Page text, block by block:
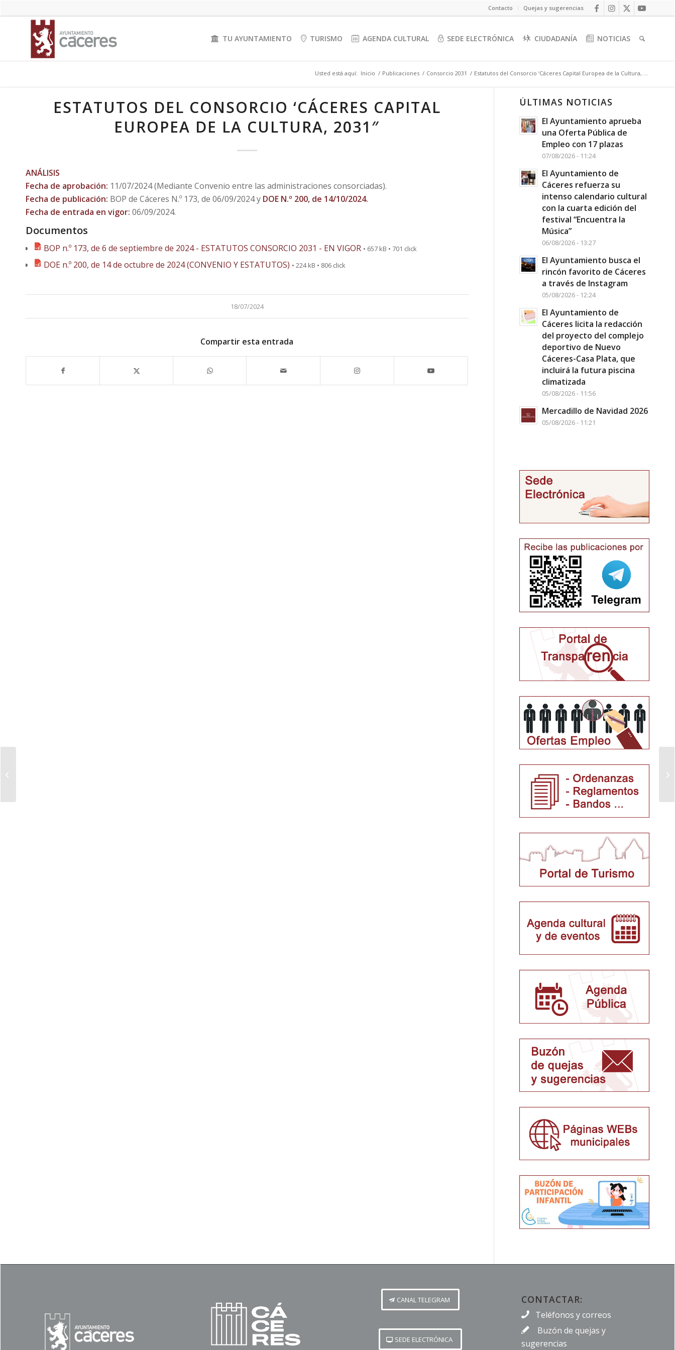
Contacto Quejas y sugerencias
TU AYUNTAMIENTO TURISMO AGENDA CULTURAL SEDE ELECTRÓNICA CIUDADANÍA NOTICIAS
Usted está aquí: Inicio / Publicaciones / Consorcio 2031 / Estatutos del Consorcio ‘Cáceres Capital Europea de la Cultura, ...
ESTATUTOS DEL CONSORCIO ‘CÁCERES CAPITAL
EUROPEA DE LA CULTURA, 2031″
ANÁLISIS
Fecha de aprobación: 11/07/2024 (Mediante Convenio entre las administraciones consorciadas).
Fecha de publicación: BOP de Cáceres N.º 173, de 06/09/2024 y DOE N.º 200, de 14/10/2024.
Fecha de entrada en vigor: 06/09/2024.
Documentos
BOP n.º 173, de 6 de septiembre de 2024 - ESTATUTOS CONSORCIO 2031 - EN VIGOR • 657 kB • 701 click
DOE n.º 200, de 14 de octubre de 2024 (CONVENIO Y ESTATUTOS) • 224 kB • 806 click
18/07/2024
Compartir esta entrada
ÚLTIMAS NOTICIAS
El Ayuntamiento aprueba
una Oferta Pública de
Empleo con 17 plazas
07/08/2026 - 11:24
El Ayuntamiento de
Cáceres refuerza su
intenso calendario cultural
con la cuarta edición del
festival “Encuentra la
Música”
06/08/2026 - 13:27
El Ayuntamiento busca el
rincón favorito de Cáceres
a través de Instagram
05/08/2026 - 12:24
El Ayuntamiento de
Cáceres licita la redacción
del proyecto del complejo
deportivo de Nuevo
Cáceres-Casa Plata, que
incluirá la futura piscina
climatizada
05/08/2026 - 11:56
Mercadillo de Navidad 2026
05/08/2026 - 11:21
CANAL TELEGRAM
SEDE ELECTRÓNICA
CONTACTAR:
Teléfonos y correos
Buzón de quejas y
sugerencias